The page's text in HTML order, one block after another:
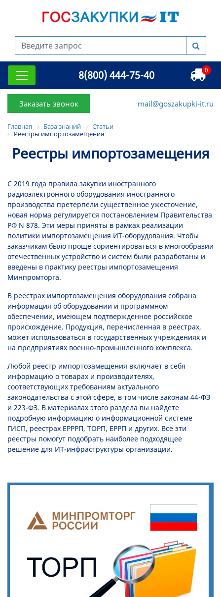
8(800) 444-75-40 0
Заказать звонок mail@goszakupki-it.ru
Главная База знаний
Статьи
Реестры импортозамещения
Реестры импортозамещения
С 2019 года правила закупки иностранного
радиоэлектронного оборудования иностранного
производства претерпели существенное ужесточение,
новая норма регулируется постановлением Правительства
РФ N 878. Эти меры приняты в рамках реализации
политики импортозамещения ИТ-оборудования. Чтобы
заказчикам было проще сориентироваться в многообразии
отечественных устройство и систем были разработаны и
введены в практику реестры импортозамещения
Минпромторга.
В реестрах импортозамещения оборудования собрана
информация об оборудовании и программном
обеспечении, имеющем подтвержденное российское
происхождение. Продукция, перечисленная в реестрах,
может использоваться в государственных учреждениях и
на предприятиях военно-промышленного комплекса.
Любой реестр импортозамещения включает в себя
информацию о товарах и производителях,
соответствующих требованиям актуального
законодательства с этой сфере, в том числе законам 44-ФЗ
и 223-ФЗ. В материалах этого раздела вы найдете
подробную информацию о информационной системе
ГИСП, реестрах ЕРРРП, ТОРП, ЕРРП и других. Все эти
реестры помогут подобрать наиболее подходящее
решение для ИТ-инфраструктуры организации.